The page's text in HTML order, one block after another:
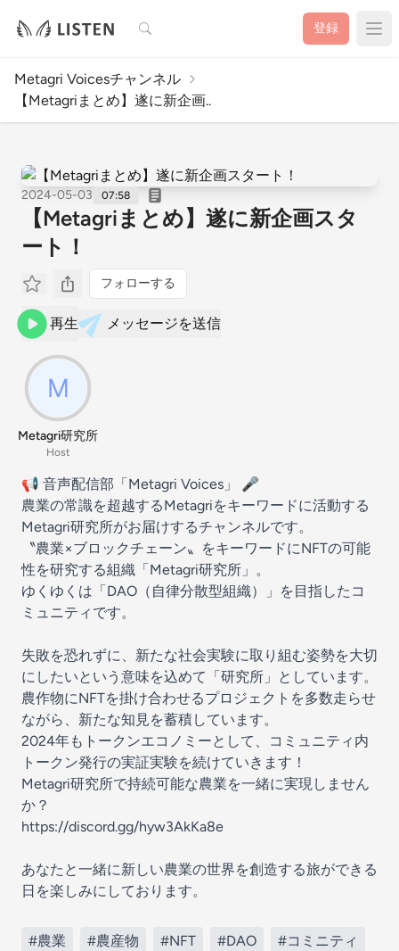
検索 登録
Metagri Voicesチャンネル
【Metagriまとめ】遂に新企画..
2024-05-03 07:58
【Metagriまとめ】遂に新企画スタ
ート！
フォローする
再生 メッセージを送信
Metagri研究所
Host
📢 音声配信部「Metagri Voices」 🎤
農業の常識を超越するMetagriをキーワードに活動する
Metagri研究所がお届けするチャンネルです。
〝農業×ブロックチェーン〟をキーワードにNFTの可能
性を研究する組織「Metagri研究所」。
ゆくゆくは「DAO（自律分散型組織）」を目指したコ
ミュニティです。
失敗を恐れずに、新たな社会実験に取り組む姿勢を大切
にしたいという意味を込めて「研究所」としています。
農作物にNFTを掛け合わせるプロジェクトを多数走らせ
ながら、新たな知見を蓄積しています。
2024年もトークンエコノミーとして、コミュニティ内
トークン発行の実証実験を続けていきます！
Metagri研究所で持続可能な農業を一緒に実現しません
か？
https://discord.gg/hyw3AkKa8e
あなたと一緒に新しい農業の世界を創造する旅ができる
日を楽しみにしております。
#農業 #農産物 #NFT #DAO #コミニティ